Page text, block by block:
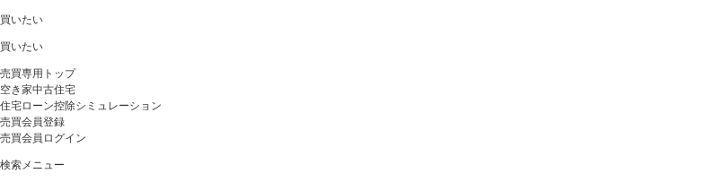
買いたい
買いたい
売買専用トップ
空き家中古住宅
住宅ローン控除シミュレーション
売買会員登録
売買会員ログイン
検索メニュー